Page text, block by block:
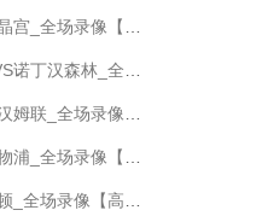
录像【高清回放】
全场录像【高清回放】
录像【高清回放】
录像【高清回放】
录像【高清回放】